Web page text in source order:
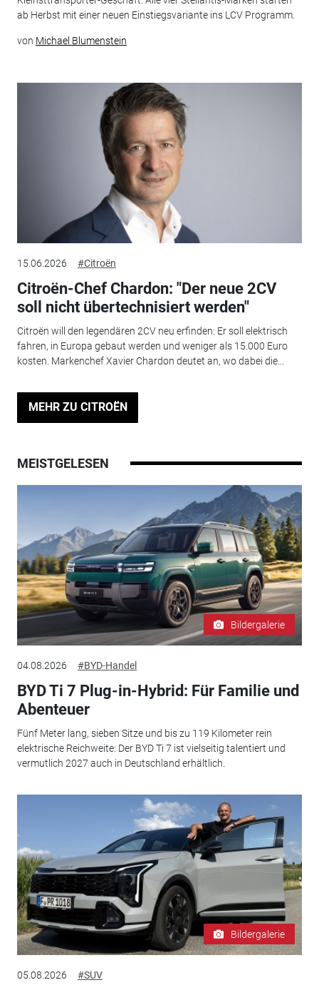
ab Herbst mit einer neuen Einstiegsvariante ins LCV Programm.
von Michael Blumenstein
15.06.2026 #Citroën
Citroën-Chef Chardon: "Der neue 2CV
soll nicht übertechnisiert werden"
Citroën will den legendären 2CV neu erfinden: Er soll elektrisch
fahren, in Europa gebaut werden und weniger als 15.000 Euro
kosten. Markenchef Xavier Chardon deutet an, wo dabei die...
MEHR ZU CITROËN
MEISTGELESEN
Bildergalerie
04.08.2026 #BYD-Handel
BYD Ti 7 Plug-in-Hybrid: Für Familie und
Abenteuer
Fünf Meter lang, sieben Sitze und bis zu 119 Kilometer rein
elektrische Reichweite: Der BYD Ti 7 ist vielseitig talentiert und
vermutlich 2027 auch in Deutschland erhältlich.
Bildergalerie
05.08.2026 #SUV